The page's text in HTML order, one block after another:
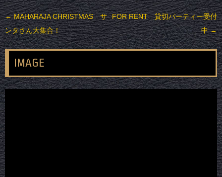
投稿ナビゲーション
←MAHARAJA CHRISTMAS サ
ンタさん大集合！
FOR RENT 貸切パーティー受付
中→
IMAGE